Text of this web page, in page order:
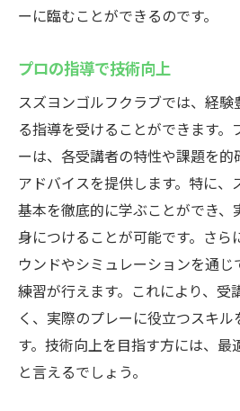
ーに臨むことができるのです。
プロの指導で技術向上
スズヨンゴルフクラブでは、経験
る指導を受けることができます。
ーは、各受講者の特性や課題を
アドバイスを提供します。特に、
基本を徹底的に学ぶことができ、
身につけることが可能です。さら
ウンドやシミュレーションを通
練習が行えます。これにより、受
く、実際のプレーに役立つスキ
す。技術向上を目指す方には、最
と言えるでしょう。